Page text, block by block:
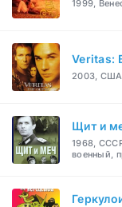
1999,
Veritas:
2003,
Щит и
1968,
военный,